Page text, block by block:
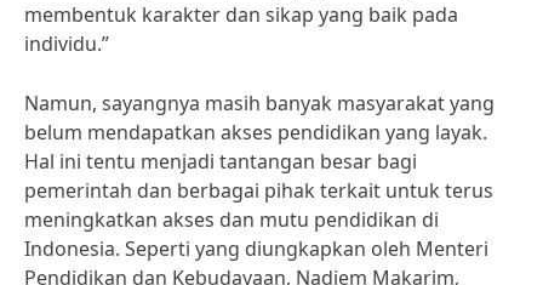
membentuk karakter dan sikap yang baik pada
individu.”
Namun, sayangnya masih banyak masyarakat yang
belum mendapatkan akses pendidikan yang layak.
Hal ini tentu menjadi tantangan besar bagi
pemerintah dan berbagai pihak terkait untuk terus
meningkatkan akses dan mutu pendidikan di
Indonesia. Seperti yang diungkapkan oleh Menteri
Pendidikan dan Kebudayaan, Nadiem Makarim,